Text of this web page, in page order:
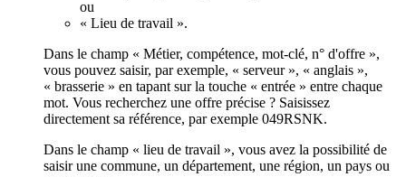
ou
« Lieu de travail ».
Dans le champ « Métier, compétence, mot-clé, n° d'offre »,
vous pouvez saisir, par exemple, « serveur », « anglais »,
« brasserie » en tapant sur la touche « entrée » entre chaque
mot. Vous recherchez une offre précise ? Saisissez
directement sa référence, par exemple 049RSNK.
Dans le champ « lieu de travail », vous avez la possibilité de
saisir une commune, un département, une région, un pays ou